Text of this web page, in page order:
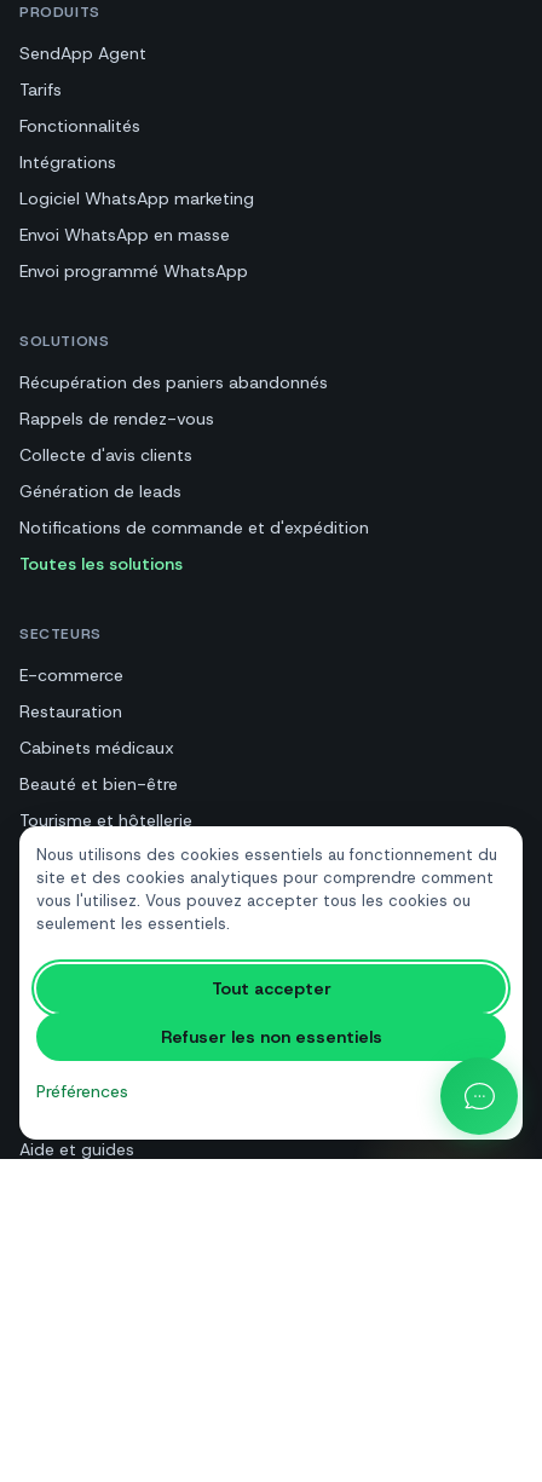
Nous utilisons des cookies essentiels au fonctionnement du
site et des cookies analytiques pour comprendre comment
vous l'utilisez. Vous pouvez accepter tous les cookies ou
seulement les essentiels.
Tout accepter
Refuser les non essentiels
Préférences
PRODUITS
SendApp Agent
Tarifs
Fonctionnalités
Intégrations
Logiciel WhatsApp marketing
Envoi WhatsApp en masse
Envoi programmé WhatsApp
SOLUTIONS
Récupération des paniers abandonnés
Rappels de rendez-vous
Collecte d'avis clients
Génération de leads
Notifications de commande et d'expédition
Toutes les solutions
SECTEURS
E-commerce
Restauration
Cabinets médicaux
Beauté et bien-être
Tourisme et hôtellerie
Immobilier
RESSOURCES
Outils gratuits
Glossaire
Comparatifs
Aide et guides